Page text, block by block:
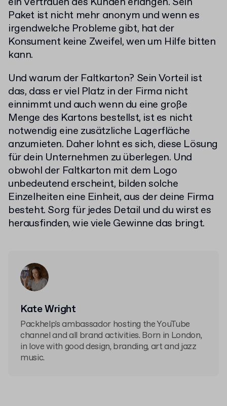
Paket ist nicht mehr anonym und wenn es
irgendwelche Probleme gibt, hat der
Konsument keine Zweifel, wen um Hilfe bitten
kann.
Und warum der Faltkarton? Sein Vorteil ist
das, dass er viel Platz in der Firma nicht
einnimmt und auch wenn du eine große
Menge des Kartons bestellst, ist es nicht
notwendig eine zusätzliche Lagerfläche
anzumieten. Daher lohnt es sich, diese Lösung
für dein Unternehmen zu überlegen. Und
obwohl der Faltkarton mit dem Logo
unbedeutend erscheint, bilden solche
Einzelheiten eine Einheit, aus der deine Firma
besteht. Sorg für jedes Detail und du wirst es
herausfinden, wie viele Gewinne das bringt.
Kate Wright
Packhelp's ambassador hosting the YouTube
channel and all brand activities. Born in London,
in love with good design, branding, art and jazz
music.